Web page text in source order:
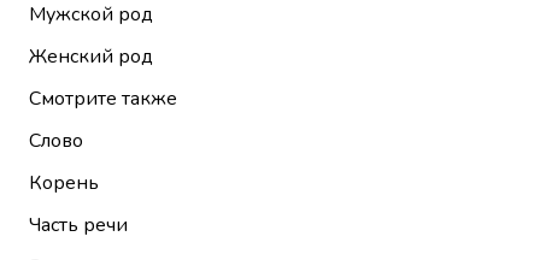
Мужской род
Женский род
Смотрите также
Слово
Корень
Часть речи